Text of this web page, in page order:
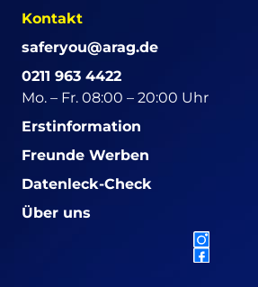
Kontakt
saferyou@arag.de
0211 963 4422
Mo. – Fr. 08:00 – 20:00 Uhr
Erstinformation
Freunde Werben
Datenleck-Check
Über uns